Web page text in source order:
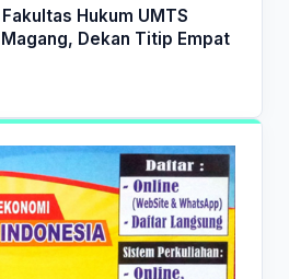
Hukum UMTS
Dekan Titip Empat